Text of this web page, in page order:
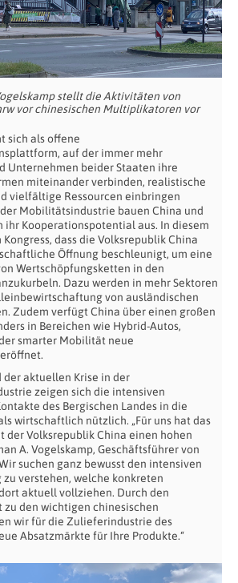
stellt die Aktivitäten von
vor chinesischen Multiplikatoren vor
sich als offene
auf der immer mehr
Unternehmen beider Staaten ihre
miteinander verbinden, realistische
vielfältige Ressourcen einbringen
Mobilitätsindustrie bauen China und
ihr Kooperationspotential aus. In diesem
dass die Volksrepublik China
Öffnung beschleunigt, um eine
Wertschöpfungsketten in den
Dazu werden in mehr Sektoren
von ausländischen
Zudem verfügt China über einen großen
in Bereichen wie Hybrid-Autos,
smarter Mobilität neue
aktuellen Krise in der
zeigen sich die intensiven
des Bergischen Landes in die
wirtschaftlich nützlich. „Für uns hat das
der Volksrepublik China einen hohen
A. Vogelskamp, Geschäftsführer von
suchen ganz bewusst den intensiven
verstehen, welche konkreten
aktuell vollziehen. Durch den
zu den wichtigen chinesischen
wir für die Zulieferindustrie des
Absatzmärkte für Ihre Produkte.“